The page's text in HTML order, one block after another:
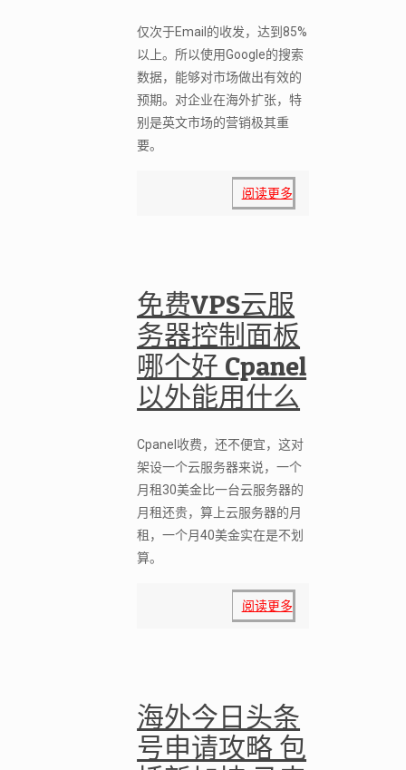
仅次于Email的收发，达到85%
以上。所以使用Google的搜索
数据，能够对市场做出有效的
预期。对企业在海外扩张，特
别是英文市场的营销极其重
要。
阅读更多
免费VPS云服
务器控制面板
哪个好 Cpanel
以外能用什么
Cpanel收费，还不便宜，这对
架设一个云服务器来说，一个
月租30美金比一台云服务器的
月租还贵，算上云服务器的月
租，一个月40美金实在是不划
算。
阅读更多
海外今日头条
号申请攻略 包